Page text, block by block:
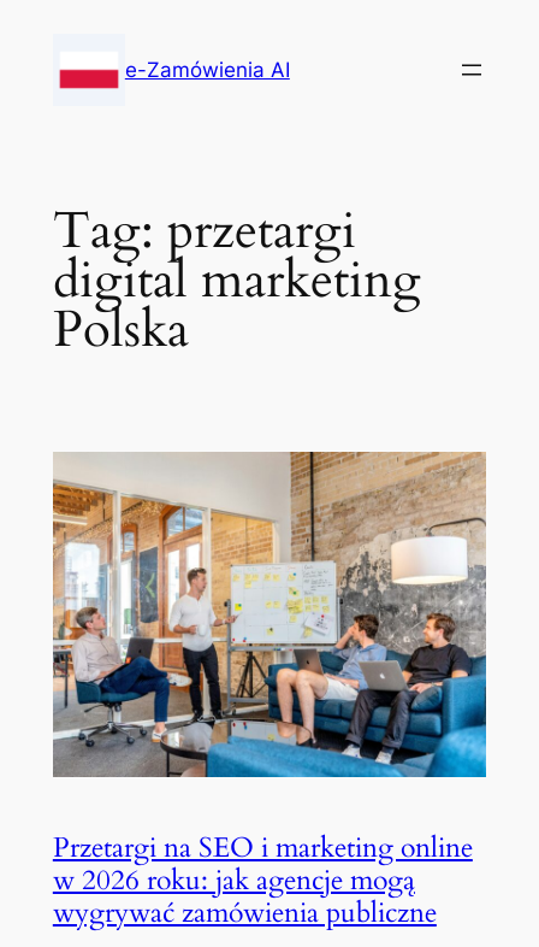
content
e-Zamówienia AI
Tag: przetargi
digital marketing
Polska
Przetargi na SEO i marketing online
w 2026 roku: jak agencje mogą
wygrywać zamówienia publiczne